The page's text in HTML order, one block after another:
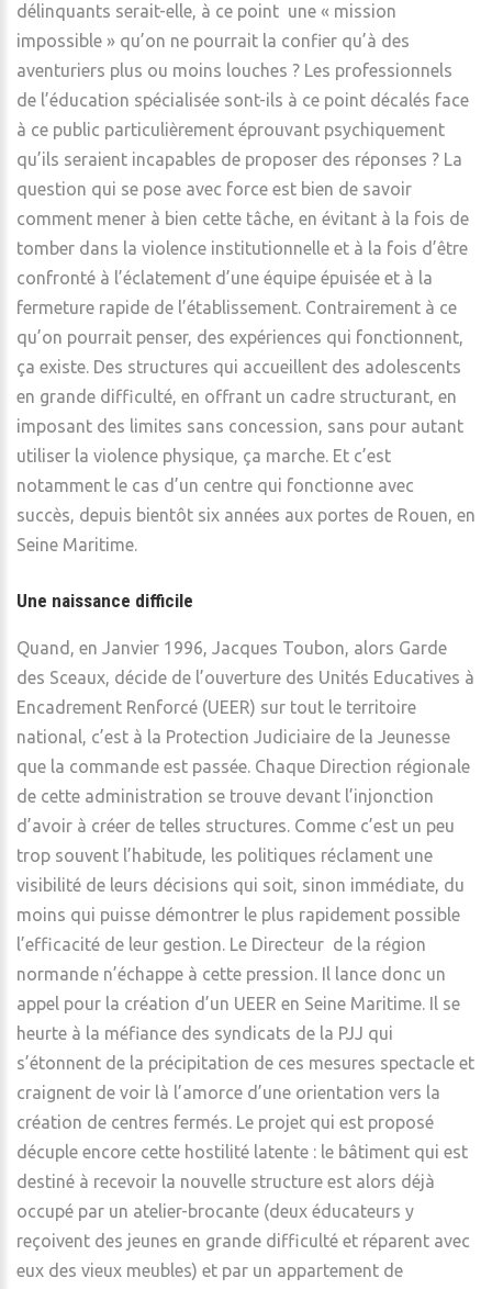
délinquants serait-elle, à ce point une « mission
impossible » qu’on ne pourrait la confier qu’à des
aventuriers plus ou moins louches ? Les professionnels
de l’éducation spécialisée sont-ils à ce point décalés face
à ce public particulièrement éprouvant psychiquement
qu’ils seraient incapables de proposer des réponses ? La
question qui se pose avec force est bien de savoir
comment mener à bien cette tâche, en évitant à la fois de
tomber dans la violence institutionnelle et à la fois d’être
confronté à l’éclatement d’une équipe épuisée et à la
fermeture rapide de l’établissement. Contrairement à ce
qu’on pourrait penser, des expériences qui fonctionnent,
ça existe. Des structures qui accueillent des adolescents
en grande difficulté, en offrant un cadre structurant, en
imposant des limites sans concession, sans pour autant
utiliser la violence physique, ça marche. Et c’est
notamment le cas d’un centre qui fonctionne avec
succès, depuis bientôt six années aux portes de Rouen, en
Seine Maritime.
Une naissance difficile
Quand, en Janvier 1996, Jacques Toubon, alors Garde
des Sceaux, décide de l’ouverture des Unités Educatives à
Encadrement Renforcé (UEER) sur tout le territoire
national, c’est à la Protection Judiciaire de la Jeunesse
que la commande est passée. Chaque Direction régionale
de cette administration se trouve devant l’injonction
d’avoir à créer de telles structures. Comme c’est un peu
trop souvent l’habitude, les politiques réclament une
visibilité de leurs décisions qui soit, sinon immédiate, du
moins qui puisse démontrer le plus rapidement possible
l’efficacité de leur gestion. Le Directeur de la région
normande n’échappe à cette pression. Il lance donc un
appel pour la création d’un UEER en Seine Maritime. Il se
heurte à la méfiance des syndicats de la PJJ qui
s’étonnent de la précipitation de ces mesures spectacle et
craignent de voir là l’amorce d’une orientation vers la
création de centres fermés. Le projet qui est proposé
décuple encore cette hostilité latente : le bâtiment qui est
destiné à recevoir la nouvelle structure est alors déjà
occupé par un atelier-brocante (deux éducateurs y
reçoivent des jeunes en grande difficulté et réparent avec
eux des vieux meubles) et par un appartement de